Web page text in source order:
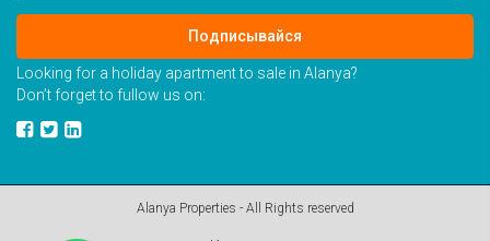
Подписывайся
Looking for a holiday apartment to sale in Alanya?
Don’t forget to fullow us on:
Alanya Properties - All Rights reserved